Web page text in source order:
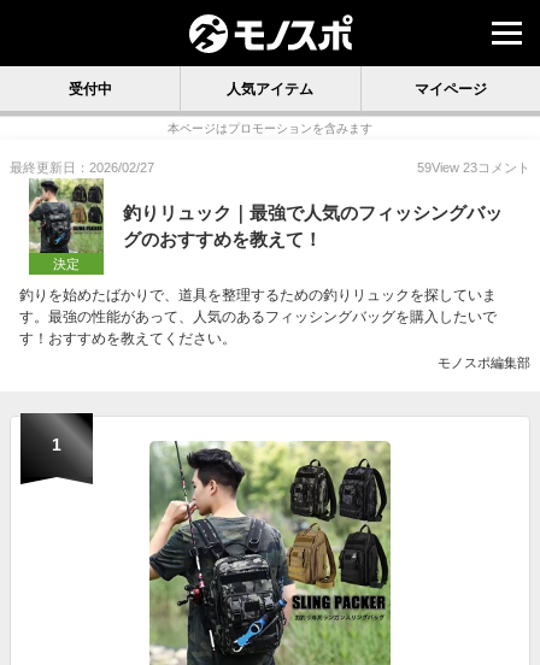
受付中 人気アイテム マイページ
本ページはプロモーションを含みます
最終更新日：2026/02/27 59View 23コメント
決定
釣りリュック｜最強で人気のフィッシングバッ
グのおすすめを教えて！
釣りを始めたばかりで、道具を整理するための釣りリュックを探していま
す。最強の性能があって、人気のあるフィッシングバッグを購入したいで
す！おすすめを教えてください。
モノスポ編集部
1